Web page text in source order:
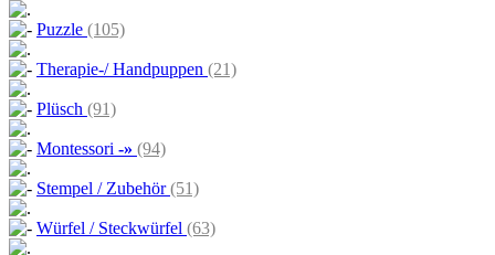
Puzzle (105)
Therapie-/ Handpuppen (21)
Plüsch (91)
Montessori -» (94)
Stempel / Zubehör(51)
Würfel / Steckwürfel (63)